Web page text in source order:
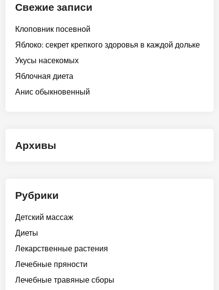
Свежие записи
Клоповник посевной
Яблоко: секрет крепкого здоровья в каждой дольке
Укусы насекомых
Яблочная диета
Анис обыкновенный
Архивы
Рубрики
Детский массаж
Диеты
Лекарственные растения
Лечебные пряности
Лечебные травяные сборы